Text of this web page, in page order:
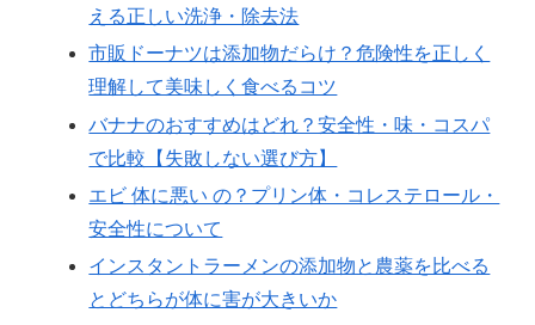
える正しい洗浄・除去法
市販ドーナツは添加物だらけ？危険性を正しく
理解して美味しく食べるコツ
バナナのおすすめはどれ？安全性・味・コスパ
で比較【失敗しない選び方】
エビ 体に悪い の？プリン体・コレステロール・
安全性について
インスタントラーメンの添加物と農薬を比べる
とどちらが体に害が大きいか